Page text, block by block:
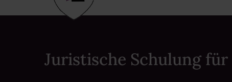
Juristische Schulung